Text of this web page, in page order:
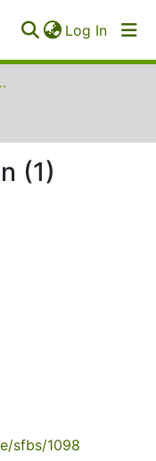
Log In
UB Dortmund
(1)
sfbs/1098